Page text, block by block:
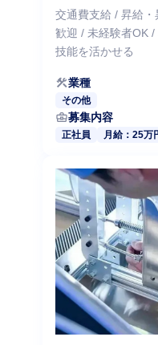
交通費支給 / 昇給
歓迎 / 未経験者OK /
技能を活かせる
construction業種
その他
business_center募集内容
正社員 月給：25万